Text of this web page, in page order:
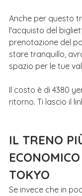
Anche per questo
l'acquisto del
prenotazione del
stare tranquillo,
spazio per le tue
Il costo è di 4380
ritorno. Ti lascio il
IL TRENO
TOKYO
Se invece che in